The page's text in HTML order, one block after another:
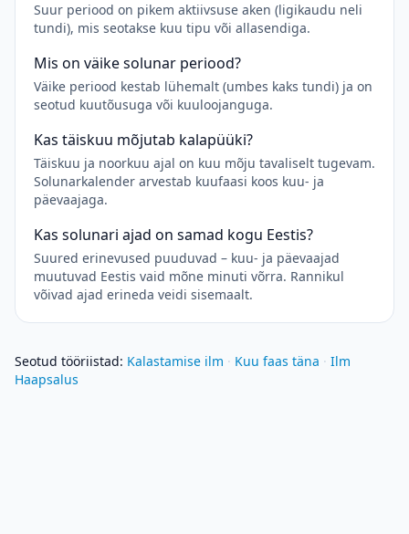
Suur periood on pikem aktiivsuse aken (ligikaudu neli
tundi), mis seotakse kuu tipu või allasendiga.
Mis on väike solunar periood?
Väike periood kestab lühemalt (umbes kaks tundi) ja on
seotud kuutõusuga või kuuloojanguga.
Kas täiskuu mõjutab kalapüüki?
Täiskuu ja noorkuu ajal on kuu mõju tavaliselt tugevam.
Solunarkalender arvestab kuufaasi koos kuu- ja
päevaajaga.
Kas solunari ajad on samad kogu Eestis?
Suured erinevused puuduvad – kuu- ja päevaajad
muutuvad Eestis vaid mõne minuti võrra. Rannikul
võivad ajad erineda veidi sisemaalt.
Seotud tööriistad: Kalastamise ilm · Kuu faas täna · Ilm
Haapsalus